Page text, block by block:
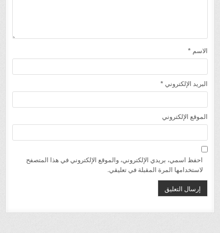
الاسم *
البريد الإلكتروني *
الموقع الإلكتروني
احفظ اسمي، بريدي الإلكتروني، والموقع الإلكتروني في هذا المتصفح
لاستخدامها المرة المقبلة في تعليقي.